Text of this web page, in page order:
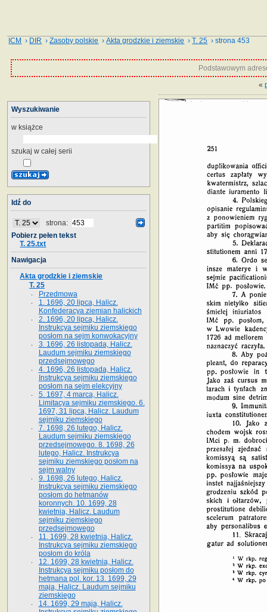
ICM › DIR ›Zasoby polskie ›Akta grodzkie i ziemskie ›T. 25 › strona 453
Podstawowym
«
Wyszukiwanie
w książce
szukaj w całej serii
Idź do
strona:
Pobierz pełen tekst
T. 25.txt
Nawigacja
Akta grodzkie i ziemskie
T. 25
Przedmowa
1. 1696, 20 lipca, Halicz.
Konfederacya ziemian halickich
2. 1696, 20 lipca, Halicz.
Instrukcya sejmiku ziemskiego
posłom na sejm konwokacyjny
3. 1696, 26 listopada, Halicz.
Laudum sejmiku ziemskiego
przedsejmowego
4. 1696, 26 listopada, Halicz.
Instrukcya sejmiku ziemskiego
posłom na sejm elekcyjny
5. 1697, 4 marca, Halicz.
Limitacya sejmiku ziemskiego. 6.
1697, 31 lipca, Halicz. Laudum
sejmiku ziemskiego
7. 1698, 26 lutego, Halicz.
Laudum sejmiku ziemskiego
przedsejmowego. 8. 1698, 26
lutego, Halicz. Instrukcya
sejmiku ziemskiego posłom na
sejm walny
9. 1698, 26 lutego, Halicz.
Instrukcya sejmiku ziemskiego
posłom do hetmanów
koronnych. 10. 1699, 28
kwietnia, Halicz. Laudum
sejmiku ziemskiego
przedsejmowego
11. 1699, 28 kwietnia, Halicz.
Instrukcya sejmiku ziemskiego
posłom do króla
12. 1699, 28 kwietnia, Halicz.
Instrukcya sejmiku posłom do
hetmana pol. kor. 13. 1699, 29
maja, Halicz. Laudum sejmiku
ziemskiego
14. 1699, 29 maja, Halicz.